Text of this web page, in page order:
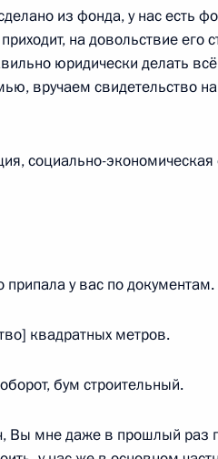
Кадыровым
Морского Флота
из фонда, у нас есть
на довольствие его
юридически делать
вручаем свидетельство
социально-экономическая
у вас по документам.
квадратных метров.
бум строительный.
Вы мне даже в прошлый раз